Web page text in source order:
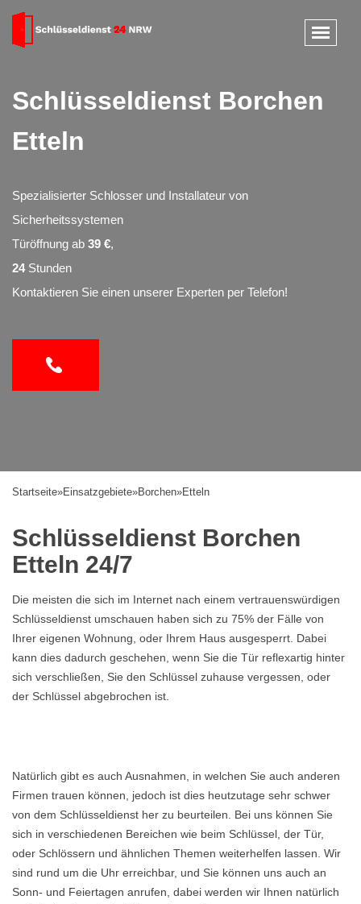
Schlüsseldienst Borchen
Etteln
Spezialisierter Schlosser und Installateur von
Sicherheitssystemen
Türöffnung ab 39 €,
24Stunden
Kontaktieren Sie einen unserer Experten per Telefon!
Startseite»Einsatzgebiete»Borchen»Etteln
Schlüsseldienst Borchen
Etteln 24/7
Die meisten die sich im Internet nach einem vertrauenswürdigen
Schlüsseldienst umschauen haben sich zu 75% der Fälle von
Ihrer eigenen Wohnung, oder Ihrem Haus ausgesperrt. Dabei
kann dies dadurch geschehen, wenn Sie die Tür reflexartig hinter
sich verschließen, Sie den Schlüssel zuhause vergessen, oder
der Schlüssel abgebrochen ist.
Natürlich gibt es auch Ausnahmen, in welchen Sie auch anderen
Firmen trauen können, jedoch ist dies heutzutage sehr schwer
von dem Schlüsseldienst her zu beurteilen. Bei uns können Sie
sich in verschiedenen Bereichen wie beim Schlüssel, der Tür,
oder Schlössern und ähnlichen Themen weiterhelfen lassen. Wir
sind rund um die Uhr erreichbar, und Sie können uns auch an
Sonn- und Feiertagen anrufen, dabei werden wir Ihnen natürlich